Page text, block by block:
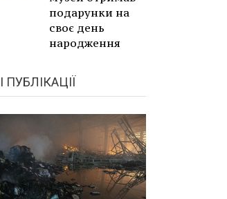
подарунки на
своє день
народження
ПУБЛІКАЦІЇ